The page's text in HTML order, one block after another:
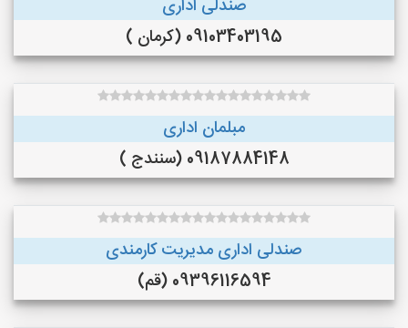
صندلی اداری
09103403195 (کرمان )
مبلمان اداری
09187884148 (سنندج )
صندلی اداری مدیریت کارمندی
09396116594 (قم)